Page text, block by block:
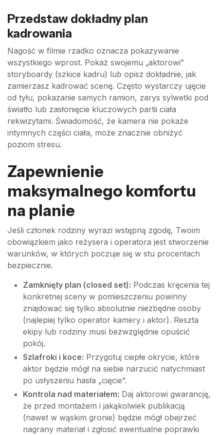
Przedstaw dokładny plan
kadrowania
Nagość w filmie rzadko oznacza pokazywanie
wszystkiego wprost. Pokaż swojemu „aktorowi”
storyboardy (szkice kadru) lub opisz dokładnie, jak
zamierzasz kadrować scenę. Często wystarczy ujęcie
od tyłu, pokazanie samych ramion, zarys sylwetki pod
światło lub zasłonięcie kluczowych partii ciała
rekwizytami. Świadomość, że kamera nie pokaże
intymnych części ciała, może znacznie obniżyć
poziom stresu.
Zapewnienie
maksymalnego komfortu
na planie
Jeśli członek rodziny wyrazi wstępną zgodę, Twoim
obowiązkiem jako reżysera i operatora jest stworzenie
warunków, w których poczuje się w stu procentach
bezpiecznie.
Zamknięty plan (closed set): Podczas kręcenia tej
konkretnej sceny w pomieszczeniu powinny
znajdować się tylko absolutnie niezbędne osoby
(najlepiej tylko operator kamery i aktor). Reszta
ekipy lub rodziny musi bezwzględnie opuścić
pokój.
Szlafroki i koce: Przygotuj ciepłe okrycie, które
aktor będzie mógł na siebie narzucić natychmiast
po usłyszeniu hasła „cięcie”.
Kontrola nad materiałem: Daj aktorowi gwarancję,
że przed montażem i jakąkolwiek publikacją
(nawet w wąskim gronie) będzie mógł obejrzeć
nagrany materiał i zgłosić ewentualne poprawki